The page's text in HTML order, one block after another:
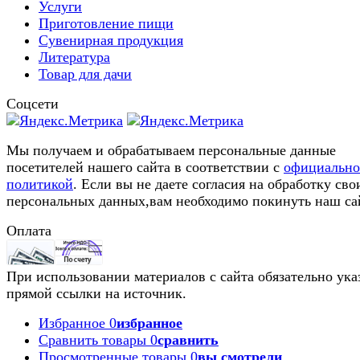
Услуги
Приготовление пищи
Сувенирная продукция
Литература
Товар для дачи
Соцсети
Мы получаем и обрабатываем персональные данные
посетителей нашего сайта в соответствии с
политикой. Если вы не даете согласия на обработку
персональных данных,вам необходимо покинуть наш
Оплата
При использовании материалов с сайта обязательно
прямой ссылки на источник.
Избранное 0избранное
Сравнить товары 0сравнить